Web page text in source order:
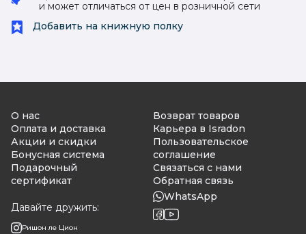
и может отличаться от цен в розничной сети
Добавить на книжную полку
О нас
Оплата и доставка
Акции и скидки
Бонусная система
Подарочный
сертификат
Давайте дружить:
Ришон ле Цион
Возврат товаров
Карьера в Isradon
Пользовательское
соглашение
Связаться с нами
Обратная связь
WhatsApp